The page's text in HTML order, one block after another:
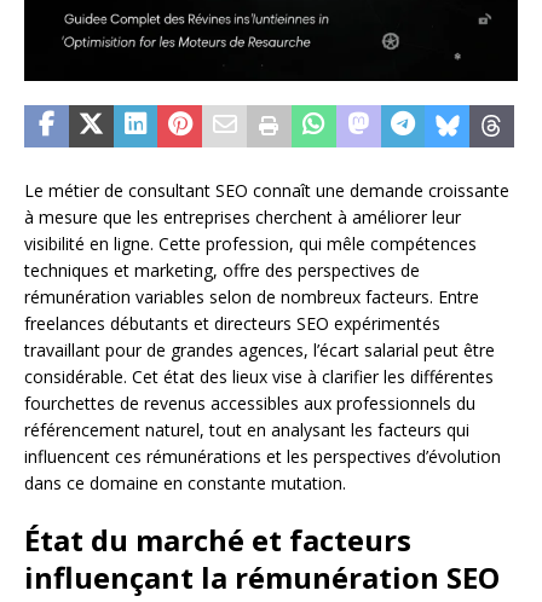
Le métier de consultant SEO connaît une demande croissante
à mesure que les entreprises cherchent à améliorer leur
visibilité en ligne. Cette profession, qui mêle compétences
techniques et marketing, offre des perspectives de
rémunération variables selon de nombreux facteurs. Entre
freelances débutants et directeurs SEO expérimentés
travaillant pour de grandes agences, l’écart salarial peut être
considérable. Cet état des lieux vise à clarifier les différentes
fourchettes de revenus accessibles aux professionnels du
référencement naturel, tout en analysant les facteurs qui
influencent ces rémunérations et les perspectives d’évolution
dans ce domaine en constante mutation.
État du marché et facteurs
influençant la rémunération SEO